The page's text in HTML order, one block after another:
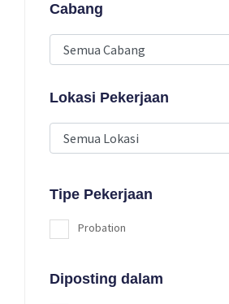
Cabang
Lokasi Pekerjaan
Tipe Pekerjaan
Probation
Diposting dalam